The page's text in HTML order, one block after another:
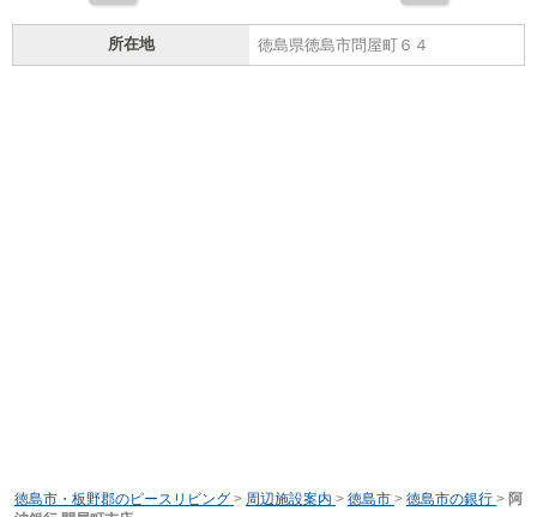
所在地 徳島県徳島市問屋町６４
徳島市・板野郡のピースリビング > 周辺施設案内 > 徳島市 > 徳島市の銀行 > 阿